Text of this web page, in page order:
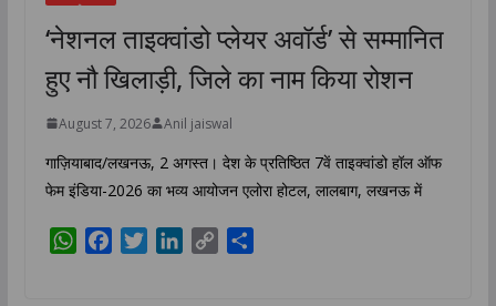
‘नेशनल ताइक्वांडो प्लेयर अवॉर्ड’ से सम्मानित
हुए नौ खिलाड़ी, जिले का नाम किया रोशन
August 7, 2026 Anil jaiswal
गाज़ियाबाद/लखनऊ, 2 अगस्त। देश के प्रतिष्ठित 7वें ताइक्वांडो हॉल ऑफ
फेम इंडिया-2026 का भव्य आयोजन एलोरा होटल, लालबाग, लखनऊ में
W